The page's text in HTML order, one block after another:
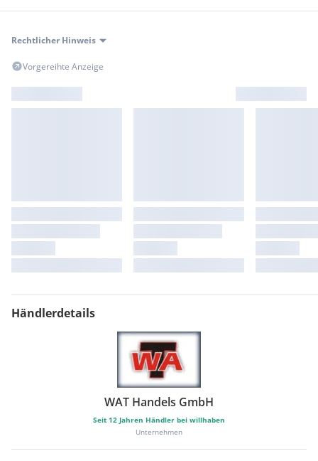
*0*6*6*4*4 2*1*1*9*7*9*
Rechtlicher Hinweis
Vorgereihte Anzeige
Händlerdetails
WAT Handels GmbH
Seit 12 Jahren Händler bei willhaben
Unternehmen